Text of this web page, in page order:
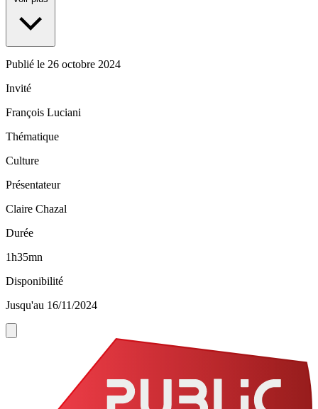
Publié le 26 octobre 2024
Invité
François Luciani
Thématique
Culture
Présentateur
Claire Chazal
Durée
1h35mn
Disponibilité
Jusqu'au 16/11/2024